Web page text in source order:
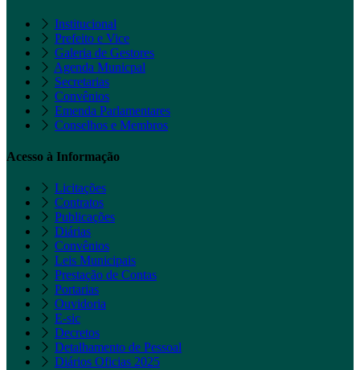
Institucional
Prefeito e Vice
Galeria de Gestores
Agenda Municpal
Secretarias
Convênios
Emenda Parlamentares
Conselhos e Membros
Acesso à Informação
Licitações
Contratos
Publicações
Diárias
Convênios
Leis Municipais
Prestação de Contas
Portarias
Ouvidoria
E-sic
Decretos
Detalhamento de Pessoal
Diários Oficias 2025